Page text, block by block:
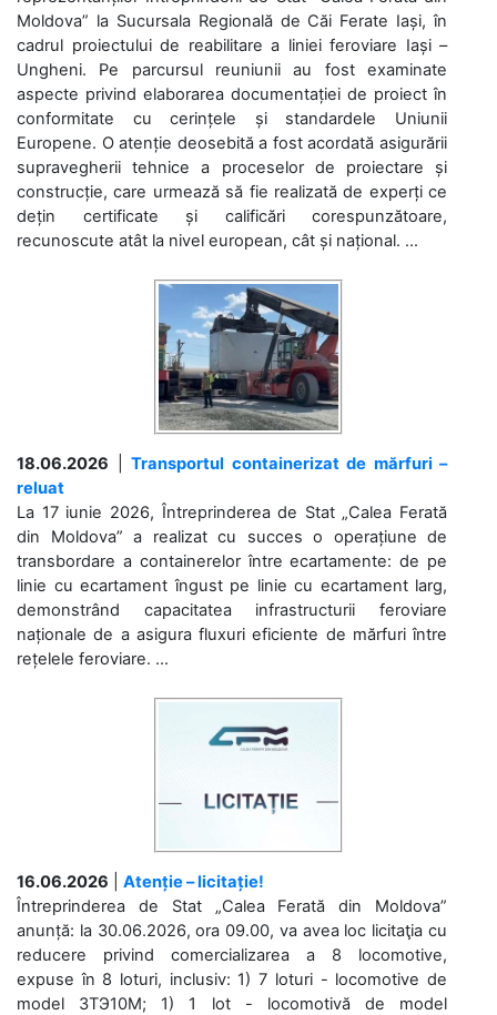
Moldova” la Sucursala Regională de Căi Ferate Iași, în
cadrul proiectului de reabilitare a liniei feroviare Iași –
Ungheni. Pe parcursul reuniunii au fost examinate
aspecte privind elaborarea documentației de proiect în
conformitate cu cerințele și standardele Uniunii
Europene. O atenție deosebită a fost acordată asigurării
supravegherii tehnice a proceselor de proiectare și
construcție, care urmează să fie realizată de experți ce
dețin certificate și calificări corespunzătoare,
recunoscute atât la nivel european, cât și național. ...
18.06.2026
Transportul containerizat de mărfuri –
reluat
La 17 iunie 2026, Întreprinderea de Stat „Calea Ferată
din Moldova” a realizat cu succes o operațiune de
transbordare a containerelor între ecartamente: de pe
linie cu ecartament îngust pe linie cu ecartament larg,
demonstrând capacitatea infrastructurii feroviare
naționale de a asigura fluxuri eficiente de mărfuri între
rețelele feroviare. ...
16.06.2026
Atenție – licitație!
Întreprinderea de Stat „Calea Ferată din Moldova”
anunță: la 30.06.2026, ora 09.00, va avea loc licitaţia cu
reducere privind comercializarea a 8 locomotive,
expuse în 8 loturi, inclusiv: 1) 7 loturi - locomotive de
model 3ТЭ10М; 1) 1 lot - locomotivă de model